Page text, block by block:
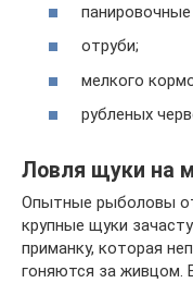
панировочные
отруби;
мелкого
рубленых
Ловля щуки на
Опытные рыболовы
крупные щуки
приманку, которая
гоняются за живцом.